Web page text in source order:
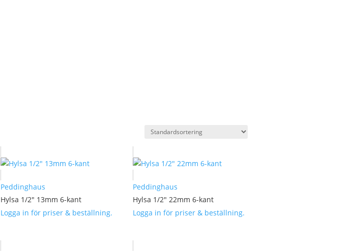
Peddinghaus
Hylsa 1/2″ 13mm 6-kant
Logga in för priser & beställning.
Peddinghaus
Hylsa 1/2″ 22mm 6-kant
Logga in för priser & beställning.